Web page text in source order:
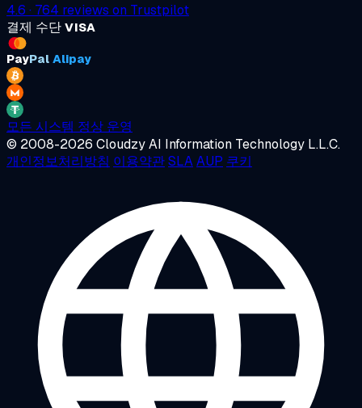
4.6 · 764 reviews on Trustpilot
결제 수단 VISA
PayPal Alipay
모든 시스템 정상 운영
© 2008-2026 Cloudzy AI Information Technology L.L.C.
개인정보처리방침 이용약관SLAAUP 쿠키